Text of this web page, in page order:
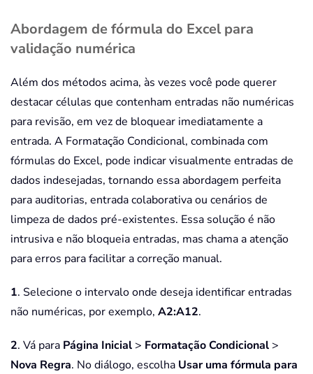
Abordagem de fórmula do Excel para
validação numérica
Além dos métodos acima, às vezes você pode querer
destacar células que contenham entradas não numéricas
para revisão, em vez de bloquear imediatamente a
entrada. A Formatação Condicional, combinada com
fórmulas do Excel, pode indicar visualmente entradas de
dados indesejadas, tornando essa abordagem perfeita
para auditorias, entrada colaborativa ou cenários de
limpeza de dados pré-existentes. Essa solução é não
intrusiva e não bloqueia entradas, mas chama a atenção
para erros para facilitar a correção manual.
1. Selecione o intervalo onde deseja identificar entradas
não numéricas, por exemplo, A2:A12.
2. Vá para Página Inicial > Formatação Condicional >
Nova Regra. No diálogo, escolha Usar uma fórmula para